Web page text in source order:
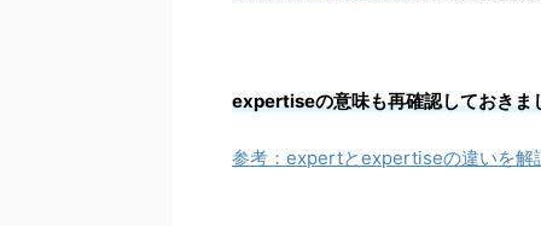
expertiseの意味も再確認しておきま
参考：expertとexpertiseの違いを解